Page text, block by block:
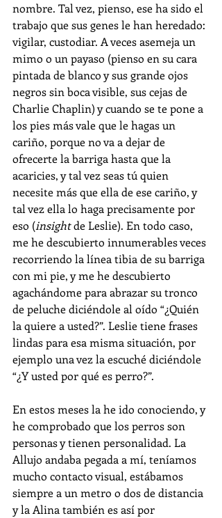
nombre. Tal vez, pienso, ese ha sido el
trabajo que sus genes le han heredado:
vigilar, custodiar. A veces asemeja un
mimo o un payaso (pienso en su cara
pintada de blanco y sus grande ojos
negros sin boca visible, sus cejas de
Charlie Chaplin) y cuando se te pone a
los pies más vale que le hagas un
cariño, porque no va a dejar de
ofrecerte la barriga hasta que la
acaricies, y tal vez seas tú quien
necesite más que ella de ese cariño, y
tal vez ella lo haga precisamente por
eso (insight de Leslie). En todo caso,
me he descubierto innumerables veces
recorriendo la línea tibia de su barriga
con mi pie, y me he descubierto
agachándome para abrazar su tronco
de peluche diciéndole al oído “¿Quién
la quiere a usted?”. Leslie tiene frases
lindas para esa misma situación, por
ejemplo una vez la escuché diciéndole
“¿Y usted por qué es perro?”.
En estos meses la he ido conociendo, y
he comprobado que los perros son
personas y tienen personalidad. La
Allujo andaba pegada a mí, teníamos
mucho contacto visual, estábamos
siempre a un metro o dos de distancia
y la Alina también es así por